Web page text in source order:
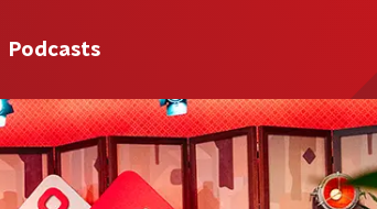
Podcasts